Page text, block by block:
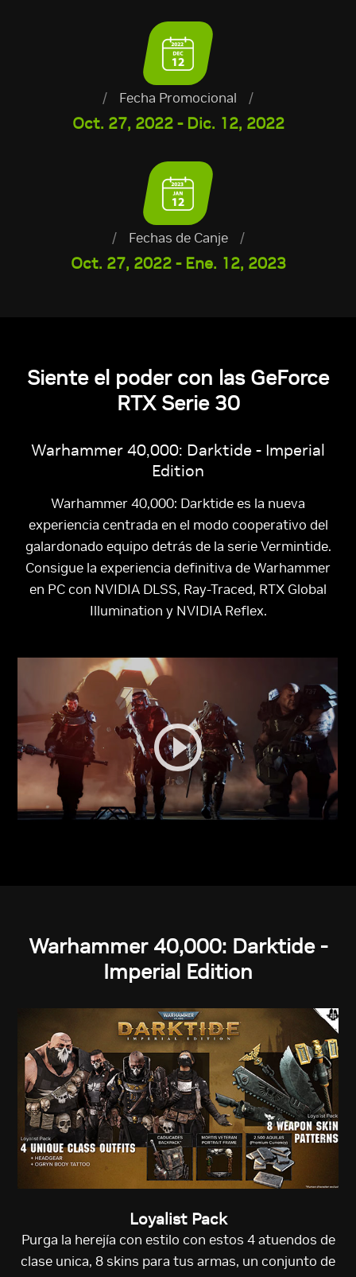
/ Fecha Promocional /
Oct. 27, 2022 - Dic. 12, 2022
/ Fechas de Canje /
Oct. 27, 2022 - Ene. 12, 2023
Siente el poder con las GeForce
RTX Serie 30
Warhammer 40,000: Darktide - Imperial
Edition
Warhammer 40,000: Darktide es la nueva
experiencia centrada en el modo cooperativo del
galardonado equipo detrás de la serie Vermintide.
Consigue la experiencia definitiva de Warhammer
en PC con NVIDIA DLSS, Ray-Traced, RTX Global
Illumination y NVIDIA Reflex.
Warhammer 40,000: Darktide -
Imperial Edition
Loyalist Pack
Purga la herejía con estilo con estos 4 atuendos de
clase unica, 8 skins para tus armas, un conjunto de